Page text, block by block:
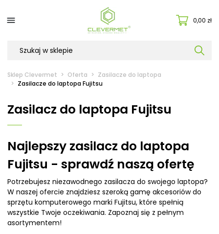
 0,00 zł
Sklep Clevermet Oferta
Zasilacze do laptopa
Zasilacze do laptopa Fujitsu
Zasilacz do laptopa Fujitsu
Najlepszy zasilacz do laptopa
Fujitsu - sprawdź naszą ofertę
Potrzebujesz niezawodnego zasilacza do swojego laptopa?
W naszej ofercie znajdziesz szeroką gamę akcesoriów do
sprzętu komputerowego marki Fujitsu, które spełnią
wszystkie Twoje oczekiwania. Zapoznaj się z pełnym
asortymentem!